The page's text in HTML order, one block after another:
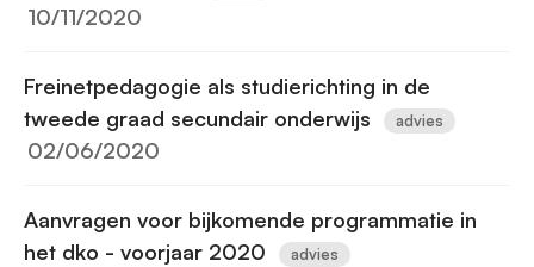
10/11/2020
Freinetpedagogie als studierichting in de
tweede graad secundair onderwijs
advies
02/06/2020
Aanvragen voor bijkomende programmatie in
het dko - voorjaar 2020
advies